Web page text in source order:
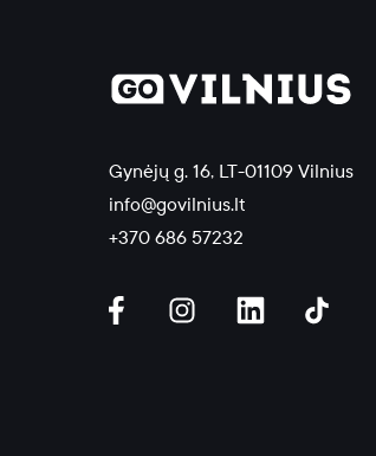
Gynėjų g. 16, LT-01109 Vilnius
info@govilnius.lt
+370 686 57232